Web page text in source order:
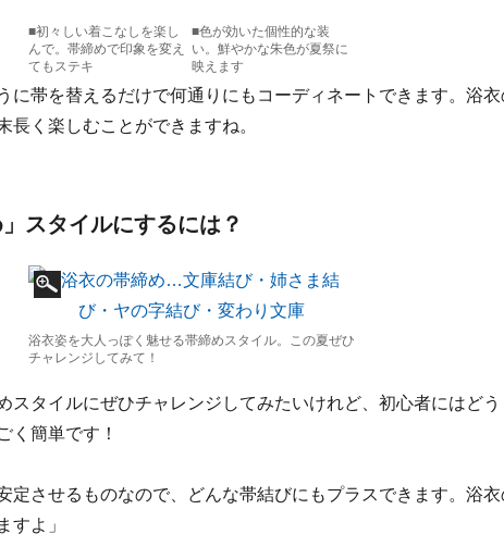
■初々しい着こなしを楽し
んで。帯締めで印象を変え
てもステキ
■色が効いた個性的な装
い。鮮やかな朱色が夏祭に
映えます
に帯を替えるだけで何通りにもコーディネートできます。浴
長く楽しむことができますね。
スタイルにするには？
浴衣姿を大人っぽく魅せる帯締めスタイル。この夏ぜひ
チャレンジしてみて！
スタイルにぜひチャレンジしてみたいけれど、初心者にはど
簡単です！
定させるものなので、どんな帯結びにもプラスできます。浴
すよ」